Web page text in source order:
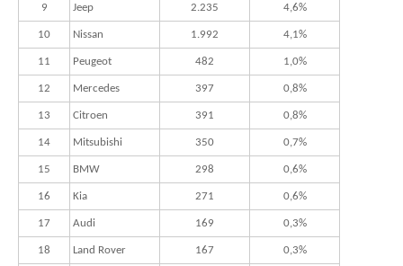
9 Jeep 2.235 4,6%
10 Nissan 1.992 4,1%
11 Peugeot 482 1,0%
12 Mercedes 397 0,8%
13 Citroen 391 0,8%
14 Mitsubishi 350 0,7%
15 BMW 298 0,6%
16 Kia 271 0,6%
17 Audi 169 0,3%
18 Land Rover 167 0,3%